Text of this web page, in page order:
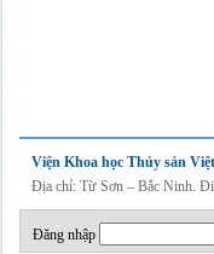
Viện Khoa học Thủy sản
Địa chỉ: Từ Sơn – Bắc Ninh.
Đăng nhập